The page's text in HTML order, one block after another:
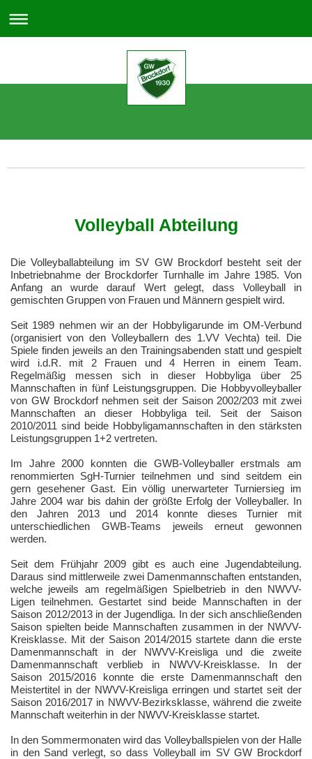
Volleyball Abteilung
Die Volleyballabteilung im SV GW Brockdorf besteht seit der
Inbetriebnahme der Brockdorfer Turnhalle im Jahre 1985. Von
Anfang an wurde darauf Wert gelegt, dass Volleyball in
gemischten Gruppen von Frauen und Männern gespielt wird.
Seit 1989 nehmen wir an der Hobbyligarunde im OM-Verbund
(organisiert von den Volleyballern des 1.VV Vechta) teil. Die
Spiele finden jeweils an den Trainingsabenden statt und gespielt
wird i.d.R. mit 2 Frauen und 4 Herren in einem Team.
Regelmäßig messen sich in dieser Hobbyliga über 25
Mannschaften in fünf Leistungsgruppen. Die Hobbyvolleyballer
von GW Brockdorf nehmen seit der Saison 2002/203 mit zwei
Mannschaften an dieser Hobbyliga teil. Seit der Saison
2010/2011 sind beide Hobbyligamannschaften in den stärksten
Leistungsgruppen 1+2 vertreten.
Im Jahre 2000 konnten die GWB-Volleyballer erstmals am
renommierten SgH-Turnier teilnehmen und sind seitdem ein
gern gesehener Gast. Ein völlig unerwarteter Turniersieg im
Jahre 2004 war bis dahin der größte Erfolg der Volleyballer. In
den Jahren 2013 und 2014 konnte dieses Turnier mit
unterschiedlichen GWB-Teams jeweils erneut gewonnen
werden.
Seit dem Frühjahr 2009 gibt es auch eine Jugendabteilung.
Daraus sind mittlerweile zwei Damenmannschaften entstanden,
welche jeweils am regelmäßigen Spielbetrieb in den NWVV-
Ligen teilnehmen. Gestartet sind beide Mannschaften in der
Saison 2012/2013 in der Jugendliga. In der sich anschließenden
Saison spielten beide Mannschaften zusammen in der NWVV-
Kreisklasse. Mit der Saison 2014/2015 startete dann die erste
Damenmannschaft in der NWVV-Kreisliga und die zweite
Damenmannschaft verblieb in NWVV-Kreisklasse. In der
Saison 2015/2016 konnte die erste Damenmannschaft den
Meistertitel in der NWVV-Kreisliga erringen und startet seit der
Saison 2016/2017 in NWVV-Bezirksklasse, während die zweite
Mannschaft weiterhin in der NWVV-Kreisklasse startet.
In den Sommermonaten wird das Volleyballspielen von der Halle
in den Sand verlegt, so dass Volleyball im SV GW Brockdorf